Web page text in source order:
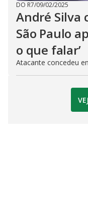
DO R7/09/02/2025
André Silva
São Paulo
o que falar’
Atacante concedeu